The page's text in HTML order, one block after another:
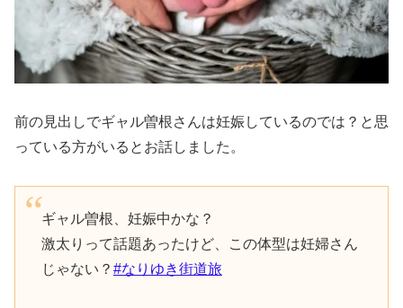
前の見出しでギャル曽根さんは妊娠しているのでは？と思
っている方がいるとお話しました。
ギャル曽根、妊娠中かな？
激太りって話題あったけど、この体型は妊婦さん
じゃない？ #なりゆき街道旅